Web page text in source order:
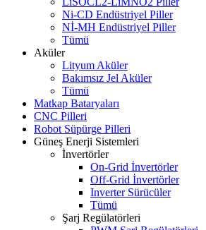
Ni-CD Endüstriyel Piller
Nİ-MH Endüstriyel Piller
Tümü
Aküler
Lityum Aküler
Bakımsız Jel Aküler
Tümü
Matkap Bataryaları
CNC Pilleri
Robot Süpürge Pilleri
Güneş Enerji Sistemleri
İnvertörler
On-Grid İnvertörler
Off-Grid İnvertörler
Inverter Sürücüler
Tümü
Şarj Regülatörleri